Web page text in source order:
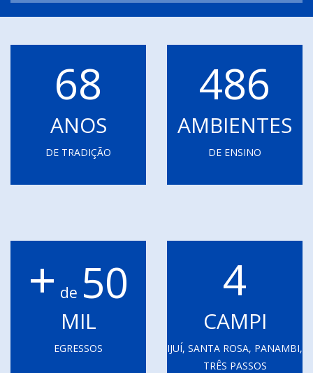
68
ANOS
DE TRADIÇÃO
486
AMBIENTES
DE ENSINO
+ de 50
MIL
EGRESSOS
4
CAMPI
IJUÍ, SANTA ROSA, PANAMBI,
TRÊS PASSOS